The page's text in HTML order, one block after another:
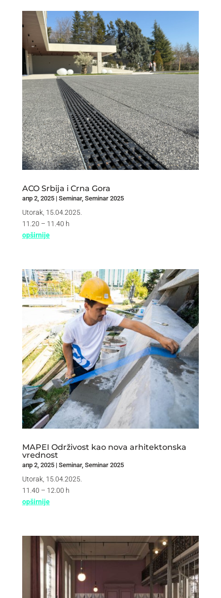
ACO Srbija i Crna Gora
апр 2, 2025| Seminar, Seminar 2025
Utorak, 15.04.2025.
11.20 – 11.40 h
opširnije
MAPEI Održivost kao nova arhitektonska
vrednost
апр 2, 2025| Seminar, Seminar 2025
Utorak, 15.04.2025.
11.40 – 12.00 h
opširnije